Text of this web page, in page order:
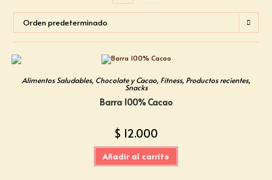
Orden predeterminado
Alimentos Saludables, Chocolate y Cacao, Fitness, Productos recientes,
Snacks
Barra 100% Cacao
$ 12.000
Añadir al carrito